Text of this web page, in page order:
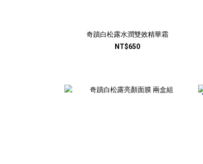
奇蹟白松露水潤雙效精華霜
NT$650